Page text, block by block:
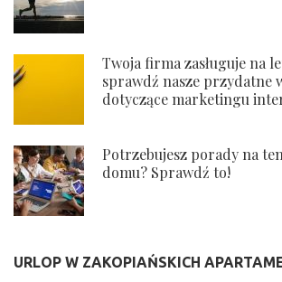
Twoja firma zasługuje na
sprawdź nasze przydatne
dotyczące marketingu
Potrzebujesz porady na
domu? Sprawdź to!
URLOP W ZAKOPIAŃSKICH